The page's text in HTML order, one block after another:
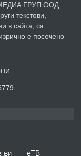
преди 1 година
преди 1 година
ГРУП ООД.
текстови,
в сайта, са
е посочено
еТВ